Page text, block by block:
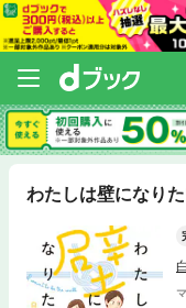
わたしは壁になり